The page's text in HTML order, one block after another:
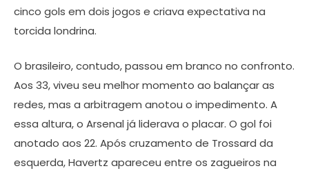
cinco gols em dois jogos e criava expectativa na
torcida londrina.
O brasileiro, contudo, passou em branco no confronto.
Aos 33, viveu seu melhor momento ao balançar as
redes, mas a arbitragem anotou o impedimento. A
essa altura, o Arsenal já liderava o placar. O gol foi
anotado aos 22. Após cruzamento de Trossard da
esquerda, Havertz apareceu entre os zagueiros na